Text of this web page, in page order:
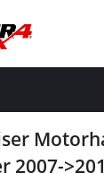
2007-